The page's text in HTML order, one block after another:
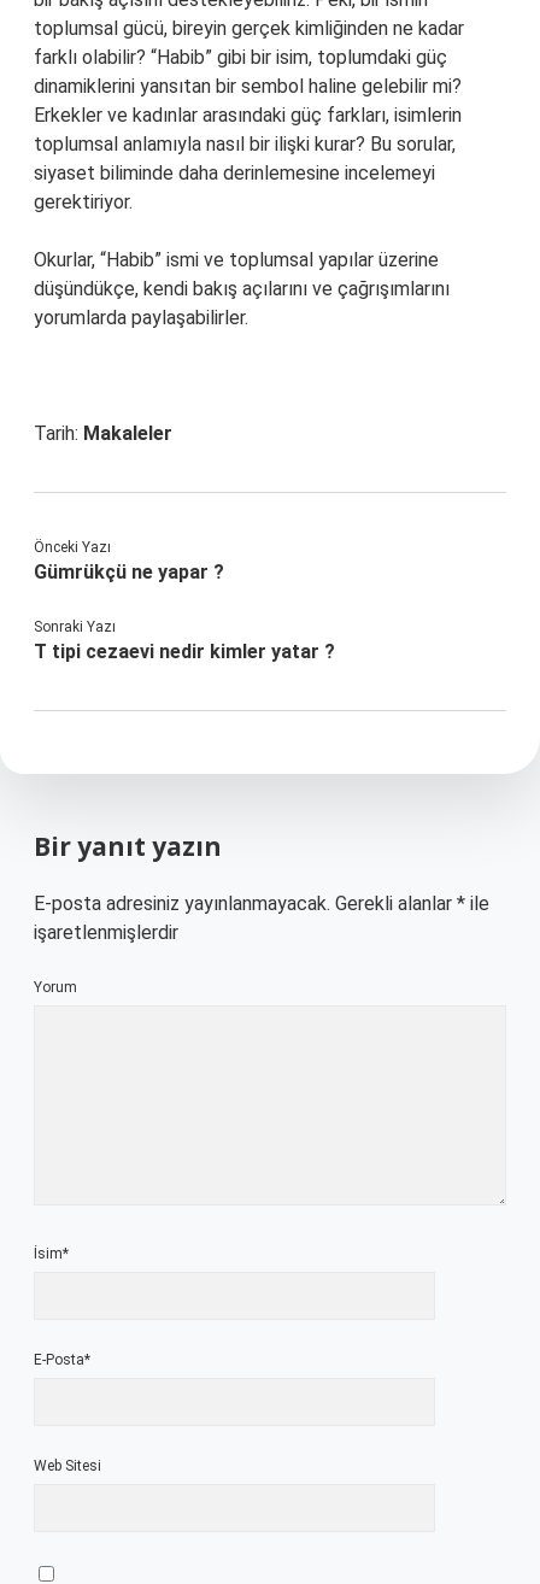
toplumsal gücü, bireyin gerçek kimliğinden ne kadar
farklı olabilir? “Habib” gibi bir isim, toplumdaki güç
dinamiklerini yansıtan bir sembol haline gelebilir mi?
Erkekler ve kadınlar arasındaki güç farkları, isimlerin
toplumsal anlamıyla nasıl bir ilişki kurar? Bu sorular,
siyaset biliminde daha derinlemesine incelemeyi
gerektiriyor.
Okurlar, “Habib” ismi ve toplumsal yapılar üzerine
düşündükçe, kendi bakış açılarını ve çağrışımlarını
yorumlarda paylaşabilirler.
Tarih: Makaleler
Önceki Yazı
Gümrükçü ne yapar ?
Sonraki Yazı
T tipi cezaevi nedir kimler yatar ?
Bir yanıt yazın
E-posta adresiniz yayınlanmayacak. Gerekli alanlar * ile
işaretlenmişlerdir
Yorum
İsim*
E-Posta*
Web Sitesi